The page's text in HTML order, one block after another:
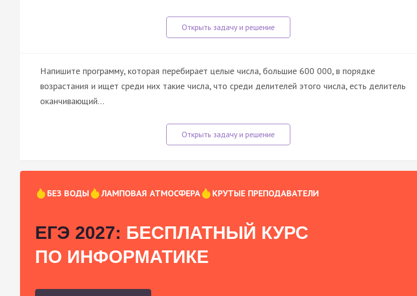
Напишите программу, которая перебирает целые числа, большие 600 000, в порядке
возрастания и ищет среди них такие числа, что среди делителей этого числа, есть делитель
оканчивающий…
БЕЗ ВОДЫ ЛАМПОВАЯ АТМОСФЕРА КРУТЫЕ ПРЕПОДАВАТЕЛИ
ЕГЭ 2027: БЕСПЛАТНЫЙ КУРС
ПО ИНФОРМАТИКЕ